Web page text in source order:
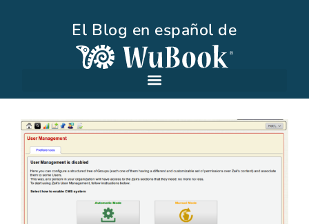
El Blog en español de